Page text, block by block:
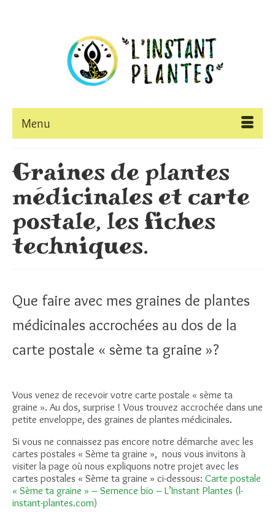
Menu
Graines de plantes
médicinales et carte
postale, les fiches
techniques.
Que faire avec mes graines de plantes
médicinales accrochées au dos de la
carte postale « sème ta graine »?
Vous venez de recevoir votre carte postale « sème ta
graine ». Au dos, surprise ! Vous trouvez accrochée dans une
petite enveloppe, des graines de plantes médicinales.
Si vous ne connaissez pas encore notre démarche avec les
cartes postales « Sème ta graine », nous vous invitons à
visiter la page où nous expliquons notre projet avec les
cartes postales « Sème ta graine » ci-dessous: Carte postale
« Sème ta graine » – Semence bio – L’Instant Plantes (l-
instant-plantes.com)